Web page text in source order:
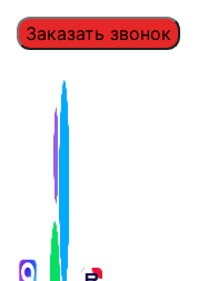
Заказать звонок